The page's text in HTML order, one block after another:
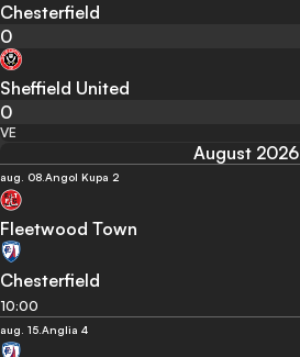
Chesterfield
0
Sheffield United
0
VE
August 2026
aug. 08. Angol Kupa 2
Fleetwood Town
Chesterfield
10:00
aug. 15. Anglia 4